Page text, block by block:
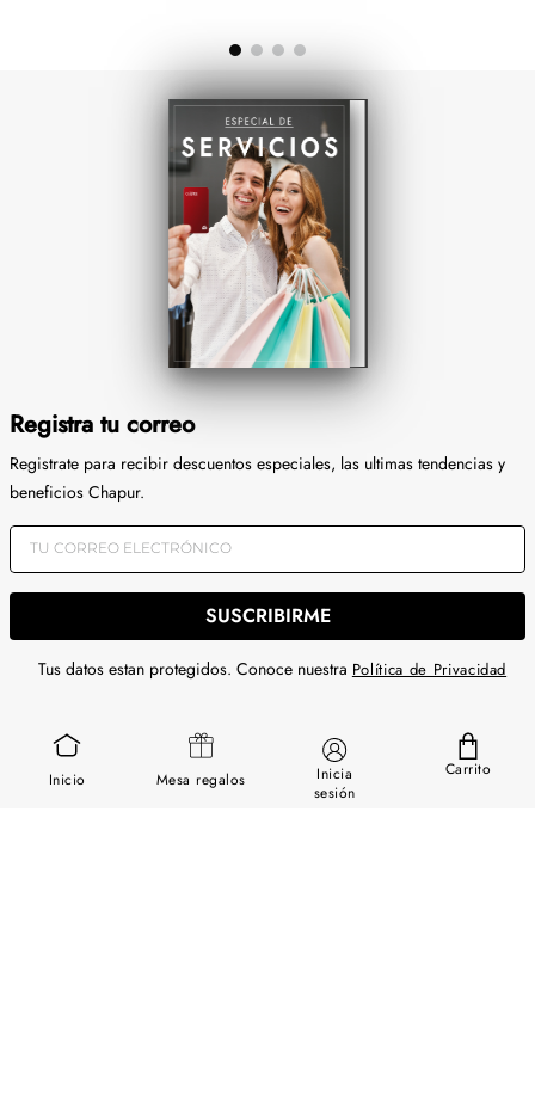
Inicio Mesa regalos
Inicia
sesión
Carrito
Registra tu correo
Registrate para recibir descuentos especiales, las ultimas tendencias y
beneficios Chapur.
SUSCRIBIRME
Tus datos estan protegidos. Conoce nuestra Política de Privacidad
SERVICIOS
GUÍA DE USO